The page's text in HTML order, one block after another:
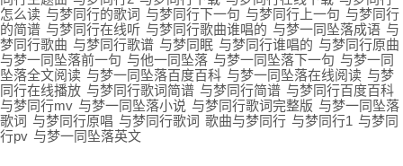
怎么读 与梦同行的歌词 与梦同行下一句 与梦同行上一句 与梦同行
的简谱 与梦同行在线听 与梦同行歌曲谁唱的 与梦一同坠落成语 与
梦同行歌曲 与梦同行歌谱 与梦同眠 与梦同行谁唱的 与梦同行原曲
与梦一同坠落前一句 与他一同坠落 与梦一同坠落下一句 与梦一同
坠落全文阅读 与梦一同坠落百度百科 与梦一同坠落在线阅读 与梦
同行在线播放 与梦同行歌词简谱 与梦同行简谱 与梦同行百度百科
与梦同行mv 与梦一同坠落小说 与梦同行歌词完整版 与梦一同坠落
歌词 与梦同行原唱 与梦同行歌词 歌曲与梦同行 与梦同行1 与梦同
行pv 与梦一同坠落英文